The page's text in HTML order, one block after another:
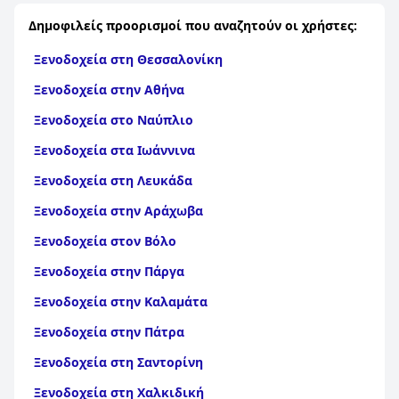
ξενοδοχεία στο Πόρτλαντ | Τα καλύτερα ξενοδοχεία σε
καλύτερα ξενοδοχεία στο Ανόβερο
στη Μάντσεστερ | Τα καλύτερα ξενοδοχεία σε
Clarendon
Τα καλύτερα ξενοδοχεία στον Άγιο Θωμά
Δημοφιλείς προορισμοί που αναζητούν οι χρήστες:
Ξενοδοχεία στη Θεσσαλονίκη
Ξενοδοχεία στην Αθήνα
Ξενοδοχεία στο Ναύπλιο
Ξενοδοχεία στα Ιωάννινα
Ξενοδοχεία στη Λευκάδα
Ξενοδοχεία στην Αράχωβα
Ξενοδοχεία στον Βόλο
Ξενοδοχεία στην Πάργα
Ξενοδοχεία στην Καλαμάτα
Ξενοδοχεία στην Πάτρα
Ξενοδοχεία στη Σαντορίνη
Ξενοδοχεία στη Χαλκιδική